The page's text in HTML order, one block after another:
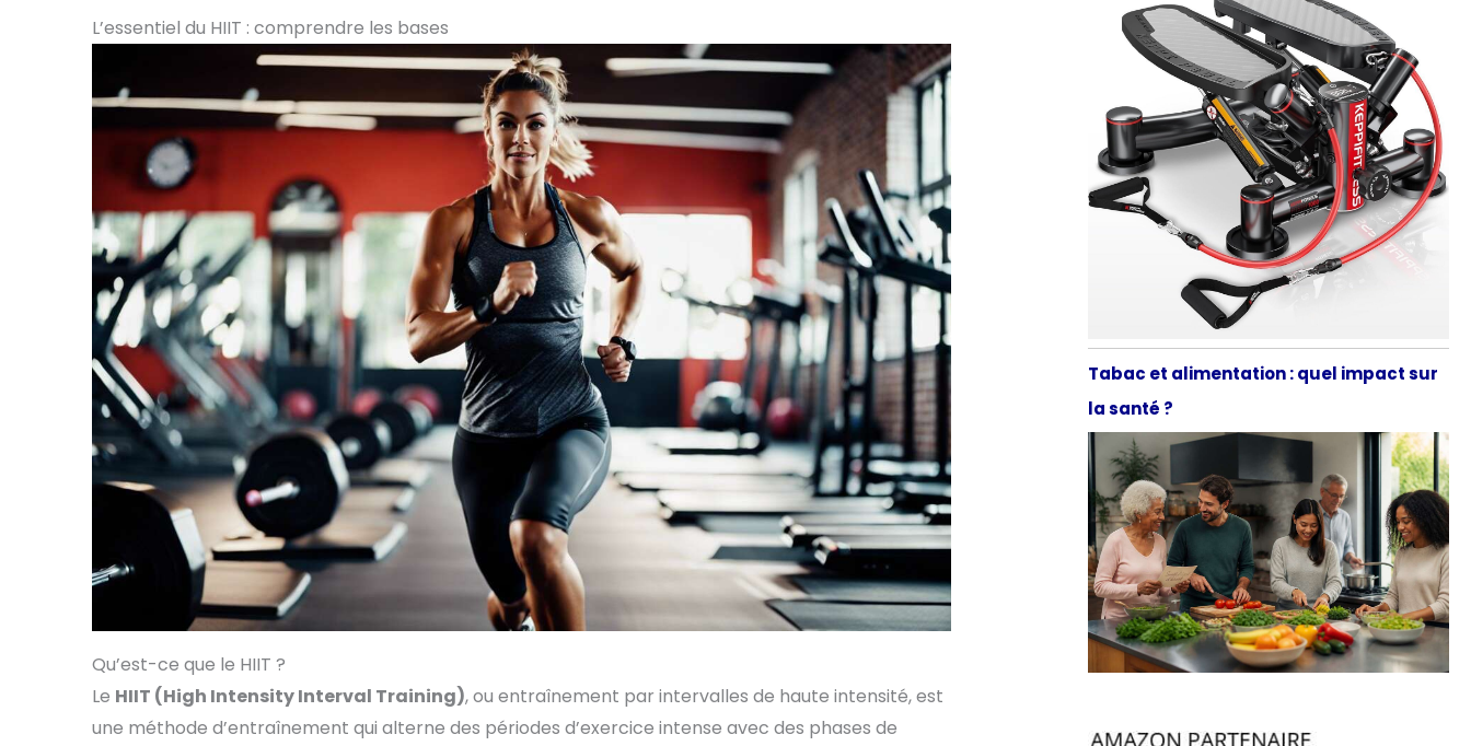
L’essentiel du HIIT : comprendre les bases
Qu’est-ce que le HIIT ?
Le HIIT (High Intensity Interval Training), ou entraînement par intervalles de haute intensité, est
une méthode d’entraînement qui alterne des périodes d’exercice intense avec des phases de
Tabac et alimentation : quel impact sur
la santé ?